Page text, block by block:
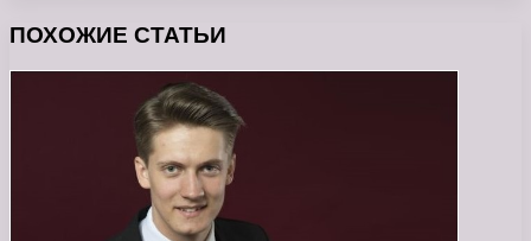
ПОХОЖИЕ СТАТЬИ